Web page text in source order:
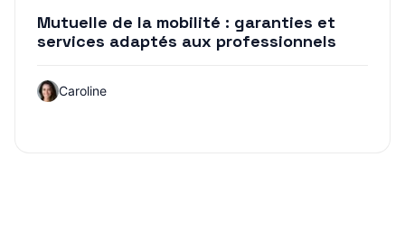
Mutuelle de la mobilité : garanties et
services adaptés aux professionnels
Caroline